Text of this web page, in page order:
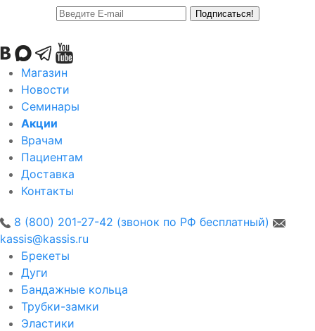
Подписаться!
Магазин
Новости
Семинары
Акции
Врачам
Пациентам
Доставка
Контакты
8 (800) 201-27-42 (звонок по РФ бесплатный)
kassis@kassis.ru
Брекеты
Дуги
Бандажные кольца
Трубки-замки
Эластики